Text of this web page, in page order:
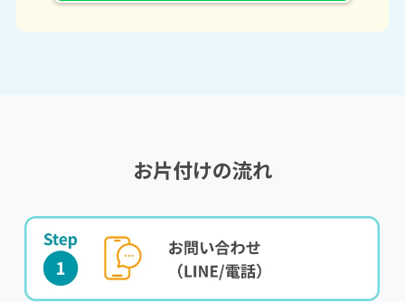
お片付けの流れ